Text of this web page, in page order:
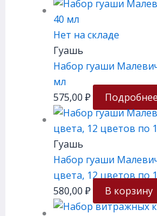
Нет на складе
Гуашь
Набор гуаши
мл
575,00 ₽ Подробнее
Гуашь
Набор гуаши
цвета, 12 цветов по
580,00 ₽ В корзину